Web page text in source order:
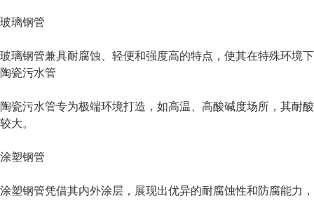
玻璃钢管
玻璃钢管兼具耐腐蚀、轻便和强度高的特点，使其在特殊环境
陶瓷污水管
陶瓷污水管专为极端环境打造，如高温、高酸碱度场所，其耐
较大。
涂塑钢管
涂塑钢管凭借其内外涂层，展现出优异的耐腐蚀性和防腐能力